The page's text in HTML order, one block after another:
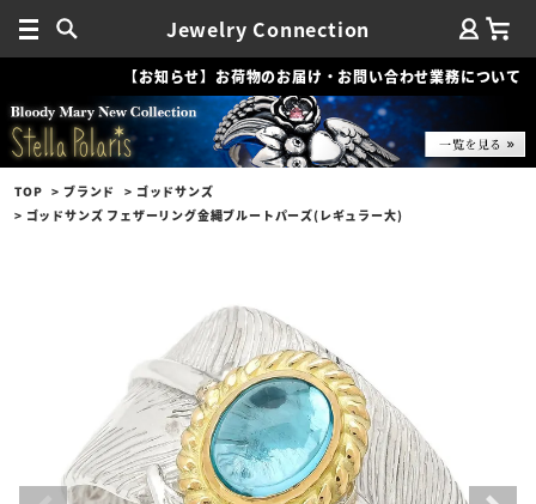
Jewelry Connection
【お知らせ】お荷物のお届け・お問い合わせ業務について
TOP ブランド
ゴッドサンズ
ゴッドサンズ フェザーリング金縄ブルートパーズ(レギュラー大)